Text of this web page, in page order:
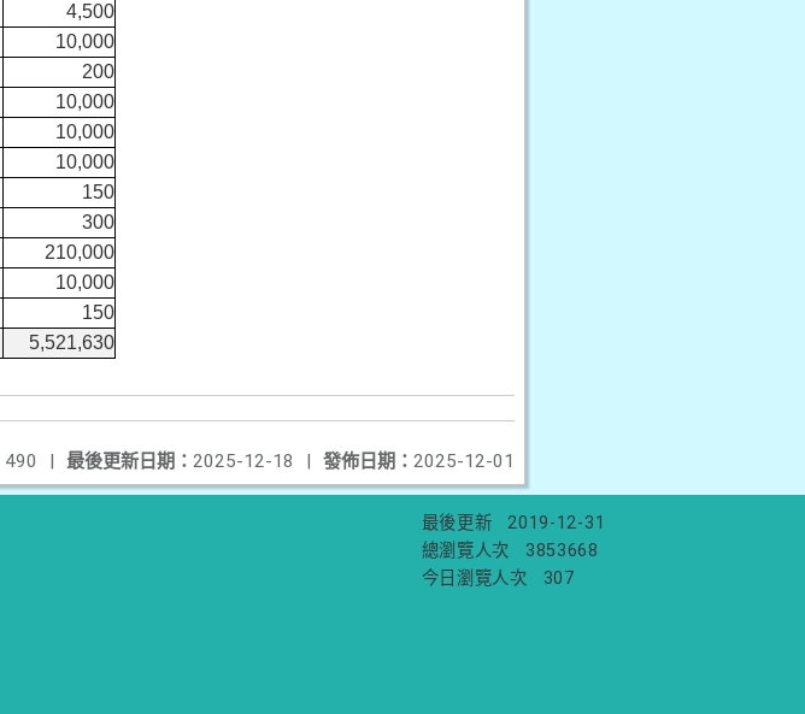
4,500
10,000
200
10,000
10,000
10,000
150
300
210,000
10,000
150
5,521,630
發佈日期： 2025-12-01
最後更新日期： 2025-12-18 |
490 |
最後更新
2019-12-31
總瀏覽人次
3853668
今日瀏覽人次
307